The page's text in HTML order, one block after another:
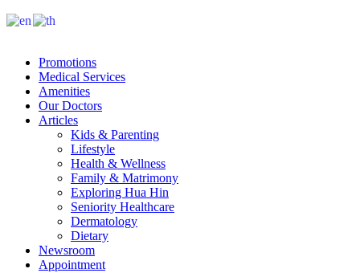
Promotions
Medical Services
Amenities
Our Doctors
Articles
Kids & Parenting
Lifestyle
Health & Wellness
Family & Matrimony
Exploring Hua Hin
Seniority Healthcare
Dermatology
Dietary
Newsroom
Appointment